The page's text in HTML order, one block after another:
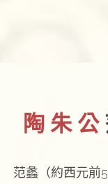
陶 朱 公
范蠡（約西元前